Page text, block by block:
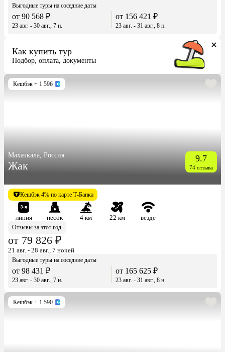
Выгодные туры на соседние даты
от 90 568 ₽
23 авг. - 30 авг., 7 н.
от 156 421 ₽
23 авг. - 31 авг., 8 н.
Как купить тур
Подбор, оплата, документы
Кешбэк + 1 596
Махачкала, Россия
Жак
9.7
74 отзыва
Кешбэк 4% по карте Т-Банка
линия песок 4 км 22 км
везде
Отзывы за этот год
от 79 826 ₽
21 авг. - 28 авг., 7 ночей
Выгодные туры на соседние даты
от 98 431 ₽
23 авг. - 30 авг., 7 н.
от 165 625 ₽
23 авг. - 31 авг., 8 н.
Кешбэк + 1 590